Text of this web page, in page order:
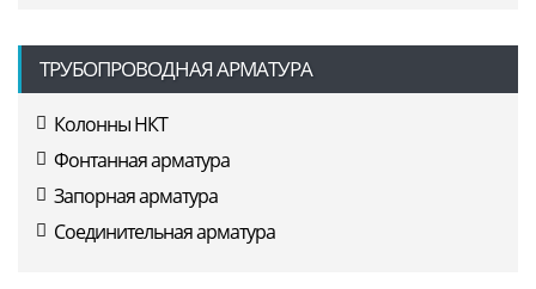
ТРУБОПРОВОДНАЯ АРМАТУРА
Колонны НКТ
Фонтанная арматура
Запорная арматура
Соединительная арматура